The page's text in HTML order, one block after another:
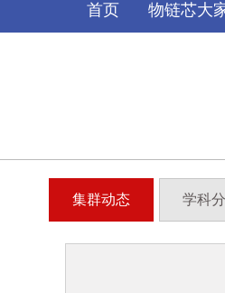
首页 物链芯大
集群动态 学科